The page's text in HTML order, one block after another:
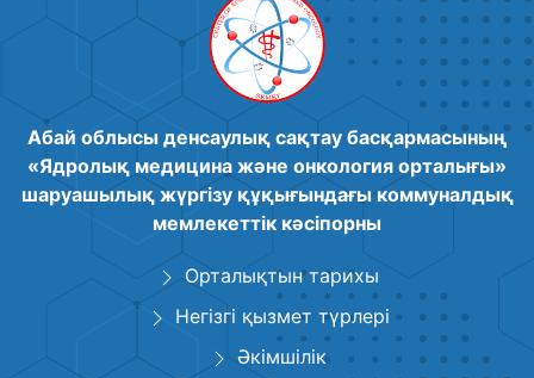
Абай облысы денсаулық сақтау басқармасының
«Ядролық медицина және онкология орталығы»
шаруашылық жүргізу құқығындағы коммуналдық
мемлекеттік кәсіпорны
Орталықтын тарихы
Негізгі қызмет түрлері
Әкімшілік